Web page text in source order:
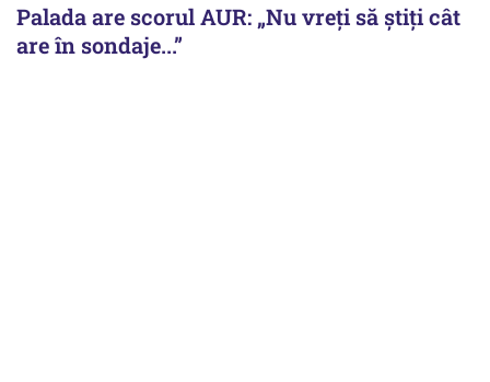
Palada are scorul AUR: „Nu vreți să știți cât
are în sondaje...”